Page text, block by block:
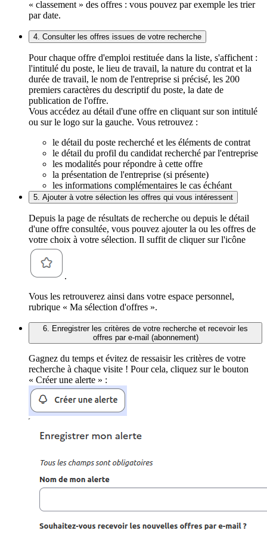
« classement » des offres : vous pouvez par exemple les trier
par date.
4. Consulter les offres issues de votre recherche
Pour chaque offre d'emploi restituée dans la liste, s'affichent :
l'intitulé du poste, le lieu de travail, la nature du contrat et la
durée de travail, le nom de l'entreprise si précisé, les 200
premiers caractères du descriptif du poste, la date de
publication de l'offre.
Vous accédez au détail d'une offre en cliquant sur son intitulé
ou sur le logo sur la gauche. Vous retrouvez :
le détail du poste recherché et les éléments de contrat
le détail du profil du candidat recherché par l'entreprise
les modalités pour répondre à cette offre
la présentation de l'entreprise (si présente)
les informations complémentaires le cas échéant
5. Ajouter à votre sélection les offres qui vous intéressent
Depuis la page de résultats de recherche ou depuis le détail
d'une offre consultée, vous pouvez ajouter la ou les offres de
votre choix à votre sélection. Il suffit de cliquer sur l'icône
.
Vous les retrouverez ainsi dans votre espace personnel,
rubrique « Ma sélection d'offres ».
6. Enregistrer les critères de votre recherche et recevoir les
offres par e-mail (abonnement)
Gagnez du temps et évitez de ressaisir les critères de votre
recherche à chaque visite ! Pour cela, cliquez sur le bouton
« Créer une alerte » :